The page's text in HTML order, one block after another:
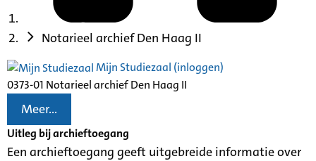
Notarieel archief Den Haag II
Mijn Studiezaal (inloggen)
0373-01 Notarieel archief Den Haag II
Meer...
Uitleg bij archieftoegang
Een archieftoegang geeft uitgebreide informatie over